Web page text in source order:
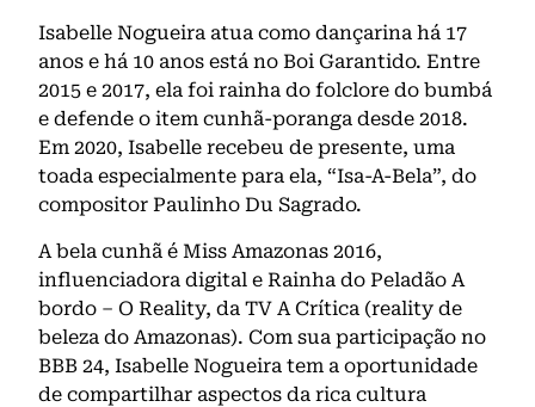
Isabelle Nogueira atua como dançarina há 17
anos e há 10 anos está no Boi Garantido. Entre
2015 e 2017, ela foi rainha do folclore do bumbá
e defende o item cunhã-poranga desde 2018.
Em 2020, Isabelle recebeu de presente, uma
toada especialmente para ela, “Isa-A-Bela”, do
compositor Paulinho Du Sagrado.
A bela cunhã é Miss Amazonas 2016,
influenciadora digital e Rainha do Peladão A
bordo – O Reality, da TV A Crítica (reality de
beleza do Amazonas). Com sua participação no
BBB 24, Isabelle Nogueira tem a oportunidade
de compartilhar aspectos da rica cultura